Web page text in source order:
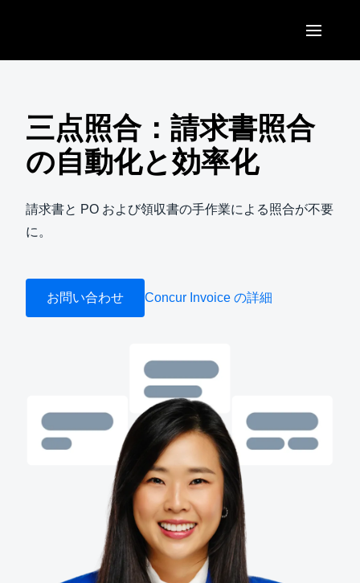
United States (English)
Canada (English)
México (Español)
EUROPE
United Kingdom (English)
Nederlands (English)
Denmark (English)
Finland (English)
Belgium (English)
España (Español)
Norway (English)
ASIA PACIFIC
Australia (English)
Singapore (English)
三点照合：請求書照合
の自動化と効率化
請求書と PO および領収書の手作業による照合が不要
に。
お問い合わせ Concur Invoice の詳細